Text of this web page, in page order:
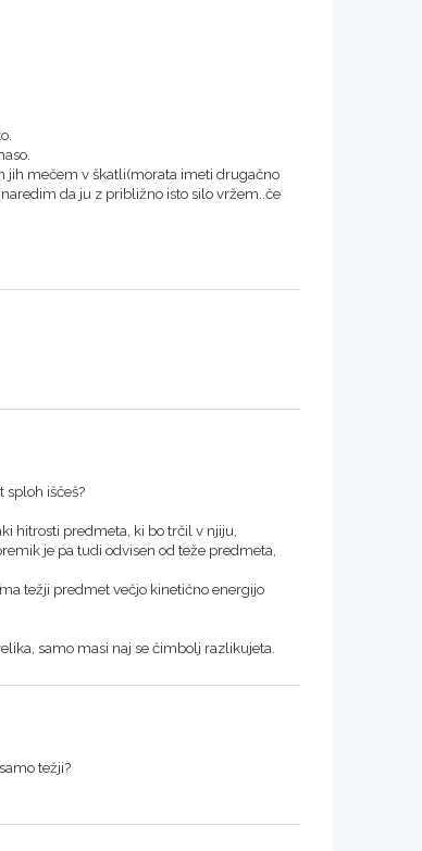
jih mečem v škatli(morata imeti drugačno
da ju z približno isto silo vržem..če
sploh iščeš?
hitrosti predmeta, ki bo trčil v njiju,
je pa tudi odvisen od teže predmeta,
težji predmet večjo kinetično energijo
samo masi naj se čimbolj razlikujeta.
težji?